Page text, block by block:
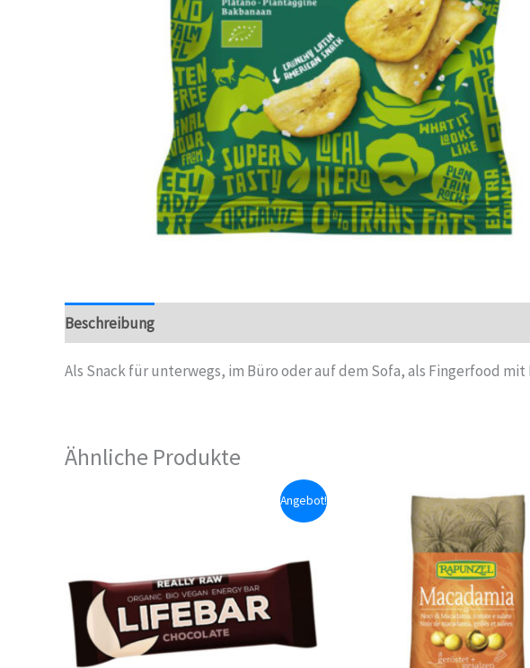
Beschreibung
Als Snack für unterwegs, im Büro oder auf dem Sofa, als Fingerfood
Ähnliche Produkte
Angebot!